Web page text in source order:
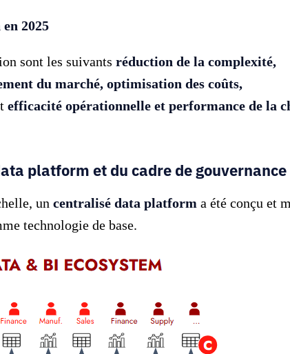
2025
sont les suivants réduction de la complexité,
du marché, optimisation des coûts,
efficacité opérationnelle et performance de la
platform et du cadre de gouvernance
un centralisé data platform a été conçu et
technologie de base.